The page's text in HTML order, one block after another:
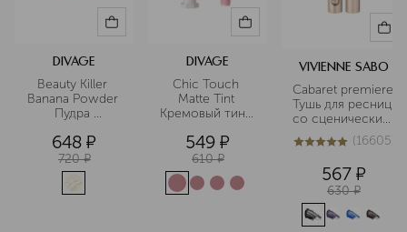
DIVAGE
Beauty Killer
Banana Powder
Пудра
для лица
648 ¤
720 ¤
DIVAGE
Chic Touch
Matte Tint
Кремовый тинт
глаз
549 ¤
610 ¤
VIVIENNE SABO
Cabaret premiere
Тушь для ресниц
со сценическим
эффектом
5из 516605 (16605
567 ¤
630 ¤